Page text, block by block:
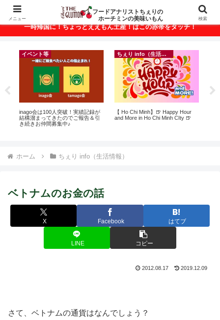
ベトナム・ホーチミンの美味いもんが満載！
一時帰国に！ちょっとええもん土産！はこの赤帯をタッチ！
イベント等
inago会は100人突破！実績記録が
結構溜まってきたのでご報告＆引
き続きお仲間募集中♪
ちぇり info（生活情報）
【 Ho Chi Minh】🍺 Happy Hour
and More in Ho Chi Minh CIty 🍺
ホーム ちぇり info（生活情報）
ベトナムのお金の話
X Facebook はてブ
LINE コピー
2012.08.17 2019.12.09
さて、ベトナムの通貨はなんでしょう？
メニュー
フードアナリストちぇりの
ホーチミンの美味いもん
検索